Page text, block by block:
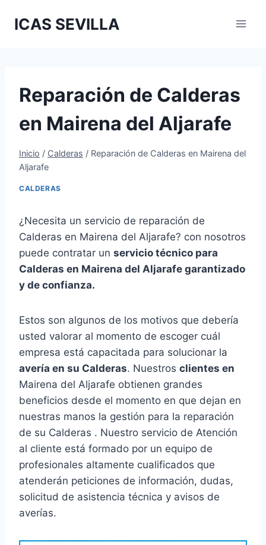
ICAS SEVILLA
Reparación de Calderas
en Mairena del Aljarafe
Inicio / Calderas / Reparación de Calderas en Mairena del
Aljarafe
CALDERAS
¿Necesita un servicio de reparación de
Calderas en Mairena del Aljarafe? con nosotros
puede contratar un servicio técnico para
Calderas en Mairena del Aljarafe garantizado
y de confianza.
Estos son algunos de los motivos que debería
usted valorar al momento de escoger cuál
empresa está capacitada para solucionar la
avería en su Calderas. Nuestros clientes en
Mairena del Aljarafe obtienen grandes
beneficios desde el momento en que dejan en
nuestras manos la gestión para la reparación
de su Calderas . Nuestro servicio de Atención
al cliente está formado por un equipo de
profesionales altamente cualificados que
atenderán peticiones de información, dudas,
solicitud de asistencia técnica y avisos de
averías.